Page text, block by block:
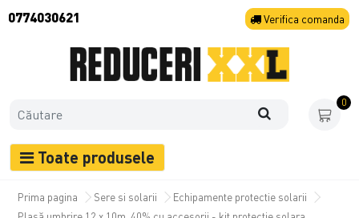
0774030621 Verifica comanda
0
Toate produsele
Prima pagina Sere si solarii
Echipamente protectie solarii